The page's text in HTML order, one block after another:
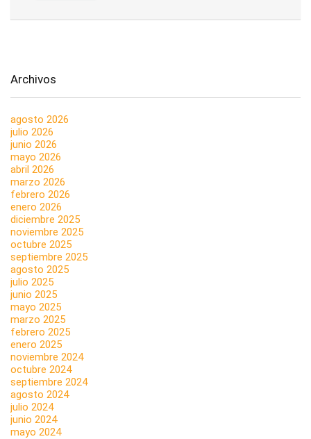
Archivos
agosto 2026
julio 2026
junio 2026
mayo 2026
abril 2026
marzo 2026
febrero 2026
enero 2026
diciembre 2025
noviembre 2025
octubre 2025
septiembre 2025
agosto 2025
julio 2025
junio 2025
mayo 2025
marzo 2025
febrero 2025
enero 2025
noviembre 2024
octubre 2024
septiembre 2024
agosto 2024
julio 2024
junio 2024
mayo 2024